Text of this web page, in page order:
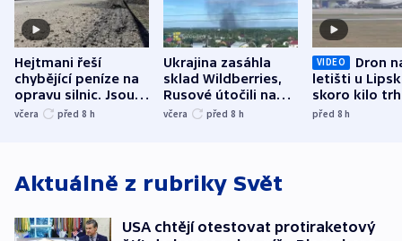
Hejtmani řeší
chybějící peníze na
opravu silnic. Jsou
nenárokové, namítá
včera před 8 h
Ukrajina zasáhla
sklad Wildberries,
Rusové útočili na
trh, hasiče či
včera před 8 h
VIDEO
Dron
letišti u
skoro kilo
indicie
před 8h
Aktuálně z rubriky Svět
USA chtějí otestovat protiraketový